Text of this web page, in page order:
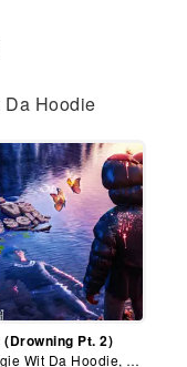
Hoodie
(Drowning Pt. 2)
A Boogie Wit Da Hoodie, Kodak Black